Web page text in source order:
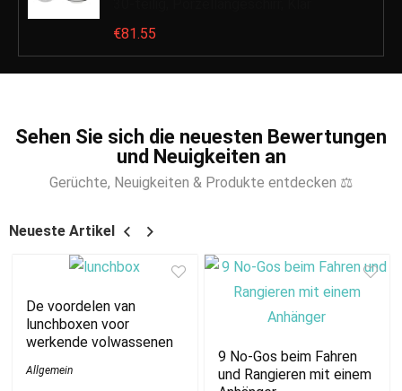
€81.55
Sehen Sie sich die neuesten Bewertungen
und Neuigkeiten an
Gerüchte, Neuigkeiten & Produkte entdecken ⚖
Neueste Artikel
De voordelen van
lunchboxen voor
werkende volwassenen
Allgemein
9 No-Gos beim Fahren
und Rangieren mit einem